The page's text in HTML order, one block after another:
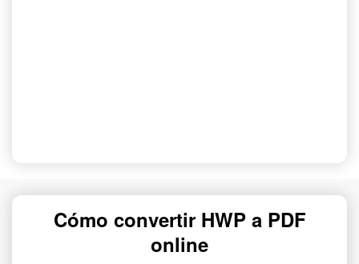
Cómo convertir HWP a PDF
online